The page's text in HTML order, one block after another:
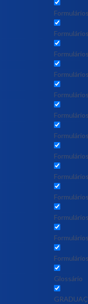
Glossário